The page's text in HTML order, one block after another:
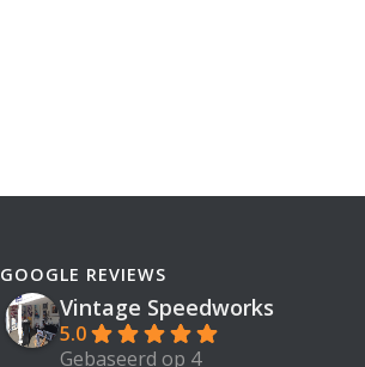
GOOGLE REVIEWS
Vintage Speedworks
5.0
Gebaseerd op 4